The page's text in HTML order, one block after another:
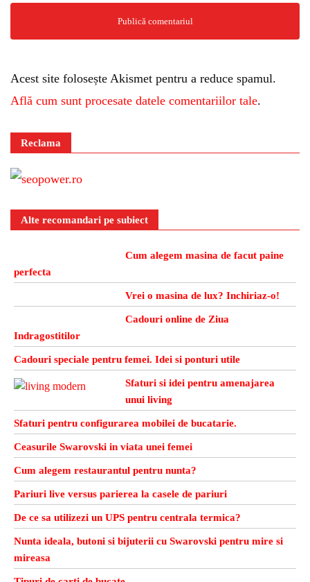
Acest site folosește Akismet pentru a reduce spamul.
Află cum sunt procesate datele comentariilor tale.
Reclama
Alte recomandari pe subiect
Cum alegem masina de facut paine
perfecta
Vrei o masina de lux? Inchiriaz-o!
Cadouri online de Ziua
Indragostitilor
Cadouri speciale pentru femei. Idei si ponturi utile
Sfaturi si idei pentru amenajarea
unui living
Sfaturi pentru configurarea mobilei de bucatarie.
Ceasurile Swarovski in viata unei femei
Cum alegem restaurantul pentru nunta?
Pariuri live versus parierea la casele de pariuri
De ce sa utilizezi un UPS pentru centrala termica?
Nunta ideala, butoni si bijuterii cu Swarovski pentru mire si
mireasa